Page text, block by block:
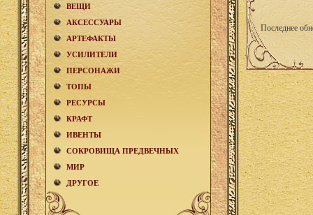
ВЕЩИ
АКCЕСCУАРЫ
АРТЕФАКТЫ
УСИЛИТЕЛИ
ПЕРСОНАЖИ
ТОПЫ
РЕСУРСЫ
КРАФТ
ИВЕНТЫ
СОКРОВИЩА ПРЕДВЕЧНЫХ
МИР
ДРУГОЕ
Последнее